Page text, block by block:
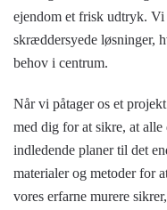
ejendom et frisk udtryk. Vi
skræddersyede løsninger,
behov i centrum.
Når vi påtager os et
med dig for at sikre, at
indledende planer til det
materialer og metoder for
vores erfarne murere